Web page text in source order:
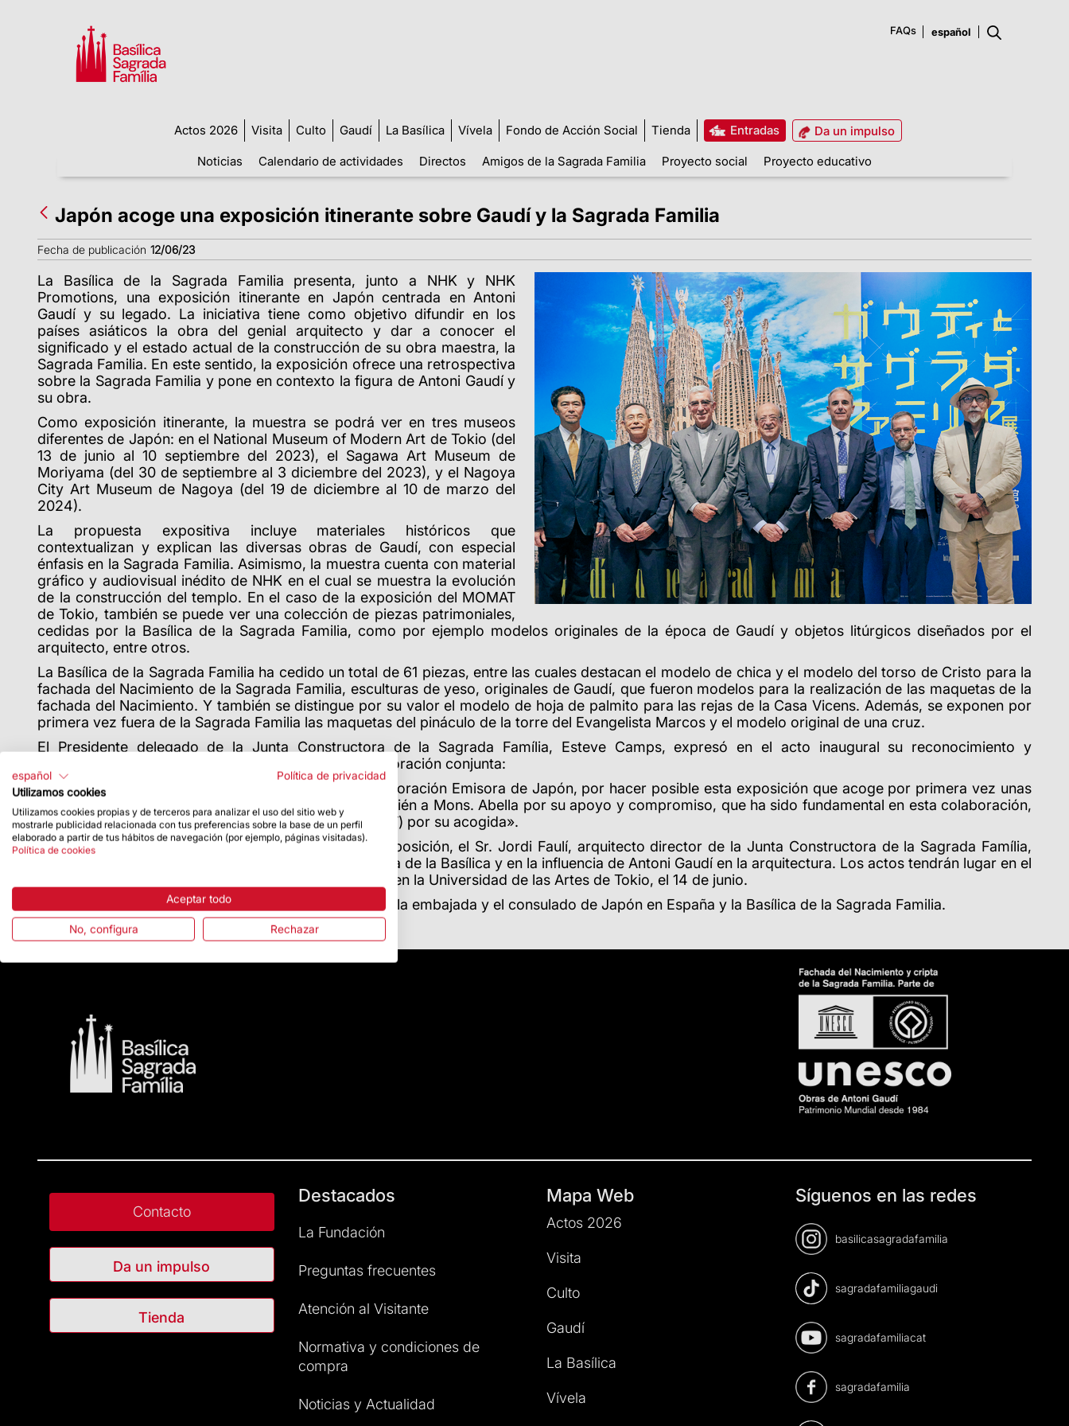
FAQs
Actos 2026 Visita Culto Gaudí La Basílica Vívela Fondo de Acción Social Tienda Entradas
Da un impulso
Noticias
Calendario de actividades Directos Amigos de la Sagrada Familia Proyecto social Proyecto educativo
Japón acoge una exposición itinerante sobre Gaudí y la Sagrada Familia
Fecha de publicación 12/06/23
La Basílica de la Sagrada Familia presenta, junto a NHK y NHK
Promotions, una exposición itinerante en Japón centrada en Antoni
Gaudí y su legado. La iniciativa tiene como objetivo difundir en los
países asiáticos la obra del genial arquitecto y dar a conocer el
significado y el estado actual de la construcción de su obra maestra, la
Sagrada Familia. En este sentido, la exposición ofrece una retrospectiva
sobre la Sagrada Familia y pone en contexto la figura de Antoni Gaudí y
su obra.
Como exposición itinerante, la muestra se podrá ver en tres museos
diferentes de Japón: en el National Museum of Modern Art de Tokio (del
13 de junio al 10 septiembre del 2023), el Sagawa Art Museum de
Moriyama (del 30 de septiembre al 3 diciembre del 2023), y el Nagoya
City Art Museum de Nagoya (del 19 de diciembre al 10 de marzo del
2024).
La propuesta expositiva incluye materiales históricos que
contextualizan y explican las diversas obras de Gaudí, con especial
énfasis en la Sagrada Familia. Asimismo, la muestra cuenta con material
gráfico y audiovisual inédito de NHK en el cual se muestra la evolución
de la construcción del templo. En el caso de la exposición del MOMAT
de Tokio, también se puede ver una colección de piezas patrimoniales,
cedidas por la Basílica de la Sagrada Familia, como por ejemplo modelos originales de la época de Gaudí y objetos litúrgicos diseñados por el
arquitecto, entre otros.
La Basílica de la Sagrada Familia ha cedido un total de 61 piezas, entre las cuales destacan el modelo de chica y el modelo del torso de Cristo para la
fachada del Nacimiento de la Sagrada Familia, esculturas de yeso, originales de Gaudí, que fueron modelos para la realización de las maquetas de la
fachada del Nacimiento. Y también se distingue por su valor el modelo de hoja de palmito para las rejas de la Casa Vicens. Además, se exponen por
primera vez fuera de la Sagrada Familia las maquetas del pináculo de la torre del Evangelista Marcos y el modelo original de una cruz.
El Presidente delegado de la Junta Constructora de la Sagrada Família, Esteve Camps, expresó en el acto inaugural su reconocimiento y
agradecimiento por el trabajo realizado en esta colaboración conjunta:
«Nuestro más sincero agradecimiento a NHK, la Corporación Emisora de Japón, por hacer posible esta exposición que acoge por primera vez unas
piezas únicas del genial arquitecto Antoni Gaudí, también a Mons. Abella por su apoyo y compromiso, que ha sido fundamental en esta colaboración,
y al National Museum of Modern Art de Tokio (MOMAT) por su acogida».
Asimismo, con motivo de la inauguración de esta exposición, el Sr. Jordi Faulí, arquitecto director de la Junta Constructora de la Sagrada Família,
impartirá tres conferencias que se centrarán en la obra de la Basílica y en la influencia de Antoni Gaudí en la arquitectura. Los actos tendrán lugar en el
MOMAT y en la Universidad de Tokio, el 13 de junio, y en la Universidad de las Artes de Tokio, el 14 de junio.
Esta exposición consolida las buenas relaciones entre la embajada y el consulado de Japón en España y la Basílica de la Sagrada Familia.
Contacto
Da un impulso
Tienda
Destacados
La Fundación
Preguntas frecuentes
Atención al Visitante
Normativa y condiciones de
compra
Noticias y Actualidad
Mapa Web
Actos 2026
Visita
Culto
Gaudí
La Basílica
Vívela
Síguenos en las redes
basilicasagradafamilia
sagradafamiliagaudi
sagradafamiliacat
sagradafamilia
español
Política de privacidad
Utilizamos cookies
Utilizamos cookies propias y de terceros para analizar el uso del sitio web y
mostrarle publicidad relacionada con tus preferencias sobre la base de un perfil
elaborado a partir de tus hábitos de navegación (por ejemplo, páginas visitadas).
Política de cookies
Aceptar todo
No, configura Rechazar